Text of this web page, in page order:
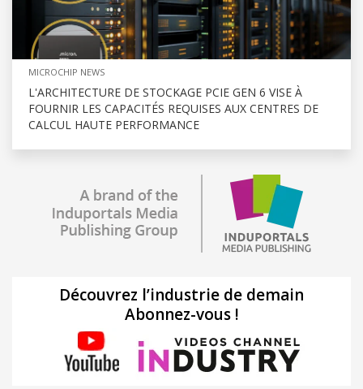
MICROCHIP NEWS
L'ARCHITECTURE DE STOCKAGE PCIE GEN 6 VISE À
FOURNIR LES CAPACITÉS REQUISES AUX CENTRES DE
CALCUL HAUTE PERFORMANCE
Découvrez l’industrie de demain
Abonnez-vous !